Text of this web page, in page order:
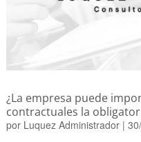
¿La empresa puede
contractuales la
por Luquez Administrador|